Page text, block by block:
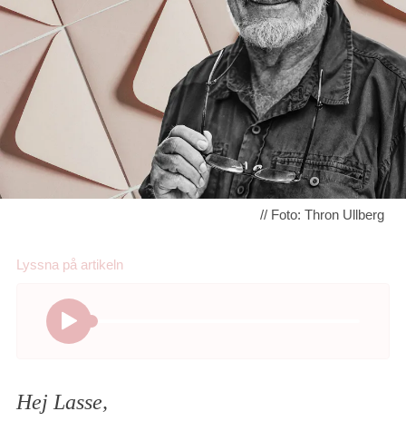
// Foto: Thron Ullberg
Lyssna på artikeln
Hej Lasse,